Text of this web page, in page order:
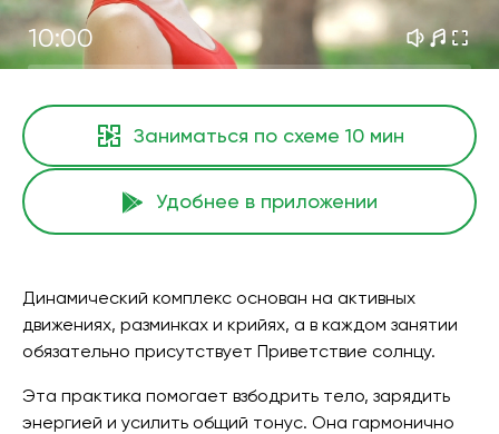
10:00
Заниматься по схеме 10 мин
Удобнее в приложении
Динамический комплекс основан на активных
движениях, разминках и крийях, а в каждом занятии
обязательно присутствует Приветствие солнцу.
Эта практика помогает взбодрить тело, зарядить
энергией и усилить общий тонус. Она гармонично